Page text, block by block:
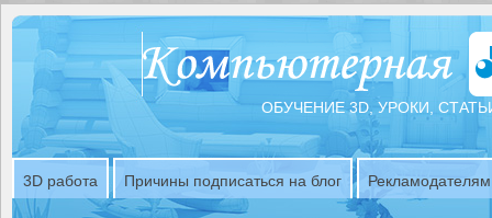
ОБУЧЕНИЕ 3D, УРОКИ,
3D работа Причины подписаться на блог Рекламодателям